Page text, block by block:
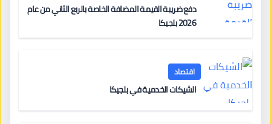
دفع ضريبة القيمة المضافة الخاصة بالربع الثاني من عام
2026 بلجيكا
اقتصاد
الشيكات الخدمية في بلجيكا